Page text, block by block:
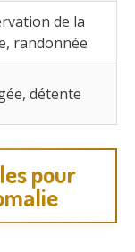
de la
randonnée
détente
pour